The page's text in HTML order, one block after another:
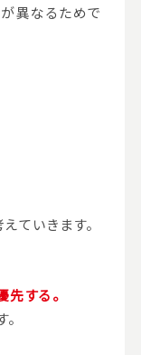
異なるためで
ていきます。
する。